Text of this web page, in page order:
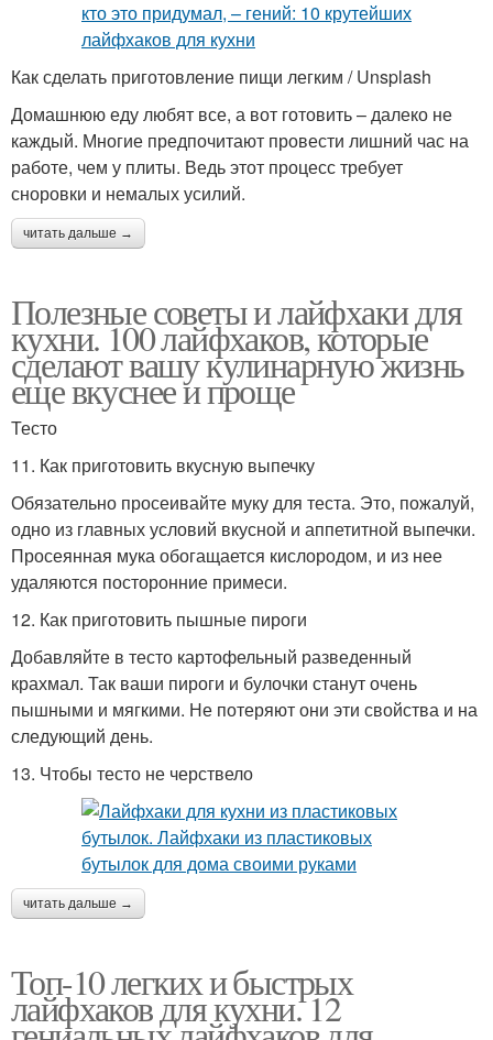
Как сделать приготовление пищи легким / Unsplash
Домашнюю еду любят все, а вот готовить – далеко не
каждый. Многие предпочитают провести лишний час на
работе, чем у плиты. Ведь этот процесс требует
сноровки и немалых усилий.
читать дальше →
Полезные советы и лайфхаки для
кухни. 100 лайфхаков, которые
сделают вашу кулинарную жизнь
еще вкуснее и проще
Тесто
11. Как приготовить вкусную выпечку
Обязательно просеивайте муку для теста. Это, пожалуй,
одно из главных условий вкусной и аппетитной выпечки.
Просеянная мука обогащается кислородом, и из нее
удаляются посторонние примеси.
12. Как приготовить пышные пироги
Добавляйте в тесто картофельный разведенный
крахмал. Так ваши пироги и булочки станут очень
пышными и мягкими. Не потеряют они эти свойства и на
следующий день.
13. Чтобы тесто не черствело
читать дальше →
Топ-10 легких и быстрых
лайфхаков для кухни. 12